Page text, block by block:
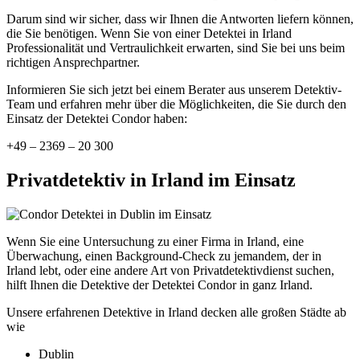
Darum sind wir sicher, dass wir Ihnen die Antworten liefern können,
die Sie benötigen. Wenn Sie von einer Detektei in Irland
Professionalität und Vertraulichkeit erwarten, sind Sie bei uns beim
richtigen Ansprechpartner.
Informieren Sie sich jetzt bei einem Berater aus unserem Detektiv-
Team und erfahren mehr über die Möglichkeiten, die Sie durch den
Einsatz der Detektei Condor haben:
+49 – 2369 – 20 300
Privatdetektiv in Irland im Einsatz
Wenn Sie eine Untersuchung zu einer Firma in Irland, eine
Überwachung, einen Background-Check zu jemandem, der in
Irland lebt, oder eine andere Art von Privatdetektivdienst suchen,
hilft Ihnen die Detektive der Detektei Condor in ganz Irland.
Unsere erfahrenen Detektive in Irland decken alle großen Städte ab
wie
Dublin